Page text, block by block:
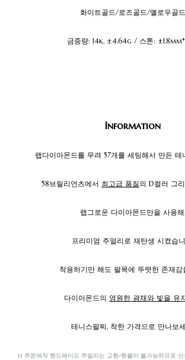
화이트골드/로즈골드/옐로우골드
금중량: 14k, ±4.64g / 스톤:
Information
랩다이아몬드를 무려 57개를 세팅해서 만든 테
58브릴리언츠에서 최고급 품질의 D컬러 그
랩그로운 다이아몬드만을 사용해,
프리미엄 주얼리로 재탄생 시켰습
착용하기만 해도 팔목에 뚜렷한 존재감
다이아몬드의 영원한 광채와 빛을 유
테니스팔찌, 착한 가격으로 만나보
1:1 주문제작 핸드메이드 주얼리는 교환/환불이 불가능하므로